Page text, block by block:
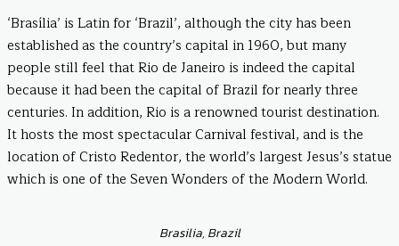
‘Brasília’ is Latin for ‘Brazil’, although the city has been
established as the country’s capital in 1960, but many
people still feel that Rio de Janeiro is indeed the capital
because it had been the capital of Brazil for nearly three
centuries. In addition, Rio is a renowned tourist destination.
It hosts the most spectacular Carnival festival, and is the
location of Cristo Redentor, the world’s largest Jesus’s statue
which is one of the Seven Wonders of the Modern World.
Brasilia, Brazil